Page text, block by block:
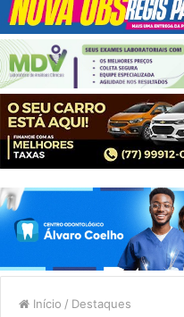
Início / Destaques